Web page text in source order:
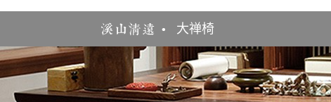
大禅椅